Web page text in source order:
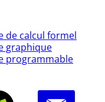
de calcul formel
graphique
programmable